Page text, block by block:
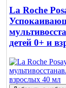
La Roche
детей 0+ и